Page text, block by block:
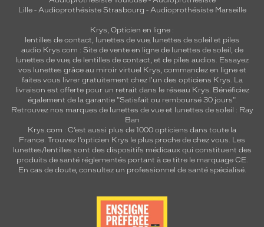
Lille- Audioprothésiste Strasbourg - Audioprothésiste Marseille
Krys, Opticien en ligne :
lentilles de contact, lunettes de vue, lunettes de soleil et piles
audio Krys.com : Site de vente en ligne de lunettes de soleil, de
lunettes de vue, de lentilles de contact, et de piles audios. Essayez
vos lunettes grâce au miroir virtuel Krys, commandez en ligne et
faites vous livrer gratuitement chez l'un des opticiens Krys. La
livraison est offerte pour un retrait dans le réseau Krys. Bénéficiez
également de la garantie "Satisfait ou remboursé 30 jours".
Retrouvez nos marques de lunettes de vue et lunettes de soleil : Ray
Ban
Krys.com : C’est aussi plus de 1000 opticiens dans toute la
France. Trouvez l’opticien Krys le plus proche de chez vous. Les
lunettes/lentilles sont des dispositifs médicaux qui constituent des
produits de santé réglementés portant à ce titre le marquage CE.
En cas de doute, consultez un professionnel de santé spécialisé.